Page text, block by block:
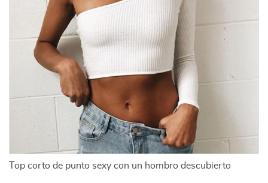
Top corto de punto sexy con un hombro descubierto